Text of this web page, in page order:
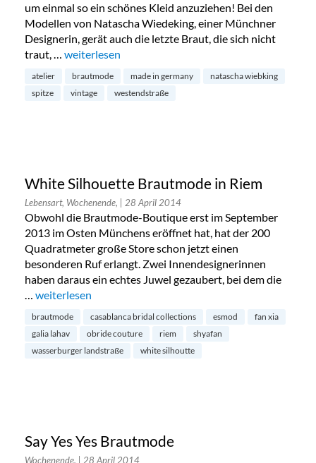
um einmal so ein schönes Kleid anzuziehen! Bei den
Modellen von Natascha Wiedeking, einer Münchner
Designerin, gerät auch die letzte Braut, die sich nicht
traut, … „Brautmode von Natascha Wiebking“
weiterlesen
atelier brautmode made in germany
natascha wiebking
spitze
vintage westendstraße
White Silhouette Brautmode in Riem
Lebensart, Wochenende, | 28 April 2014
Obwohl die Brautmode-Boutique erst im September
2013 im Osten Münchens eröffnet hat, hat der 200
Quadratmeter große Store schon jetzt einen
besonderen Ruf erlangt. Zwei Innendesignerinnen
haben daraus ein echtes Juwel gezaubert, bei dem die
… „White Silhouette Brautmode in Riem“
weiterlesen
brautmode casablanca bridal collections esmod
fan xia
galia lahav
obride couture riem
shyafan
wasserburger landstraße
white silhoutte
Say Yes Yes Brautmode
Wochenende, | 28 April 2014